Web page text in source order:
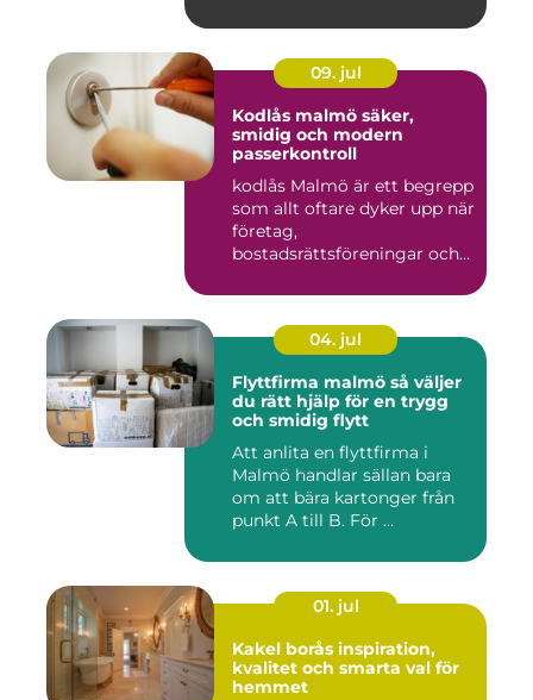
09. jul
Kodlås malmö säker,
smidig och modern
passerkontroll
kodlås Malmö är ett begrepp
som allt oftare dyker upp när
företag,
bostadsrättsföreningar och
04. jul
Flyttfirma malmö så väljer
du rätt hjälp för en trygg
och smidig flytt
Att anlita en flyttfirma i
Malmö handlar sällan bara
om att bära kartonger från
punkt A till B. För ...
01. jul
Kakel borås inspiration,
kvalitet och smarta val för
hemmet